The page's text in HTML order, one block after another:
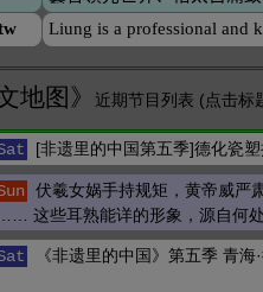
地图》 近期节目列表 (点击标
[非遗里的中国第五季]德化瓷
伏羲女娲手持规矩，黄帝威严
这些耳熟能详的形象，源自何
《非遗里的中国》第五季 青海